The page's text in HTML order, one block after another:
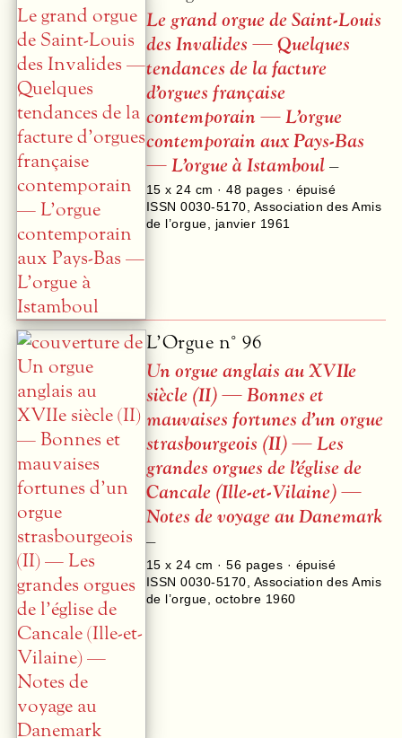
Le grand orgue de Saint-Louis
des Invalides — Quelques
tendances de la facture
d’orgues française
contemporain — L’orgue
contemporain aux Pays-Bas
— L’orgue à Istamboul–
15 x 24 cm ·48 pages · épuisé
ISSN 0030-5170 Association des Amis
de l’orgue
janvier 1961
L’Orgue n° 96
Un orgue anglais au XVIIe
siècle (II) — Bonnes et
mauvaises fortunes d’un orgue
strasbourgeois (II) — Les
grandes orgues de l’église de
Cancale (Ille-et-Vilaine) —
Notes de voyage au Danemark
–
15 x 24 cm ·56 pages · épuisé
ISSN 0030-5170 Association des Amis
de l’orgue
octobre 1960